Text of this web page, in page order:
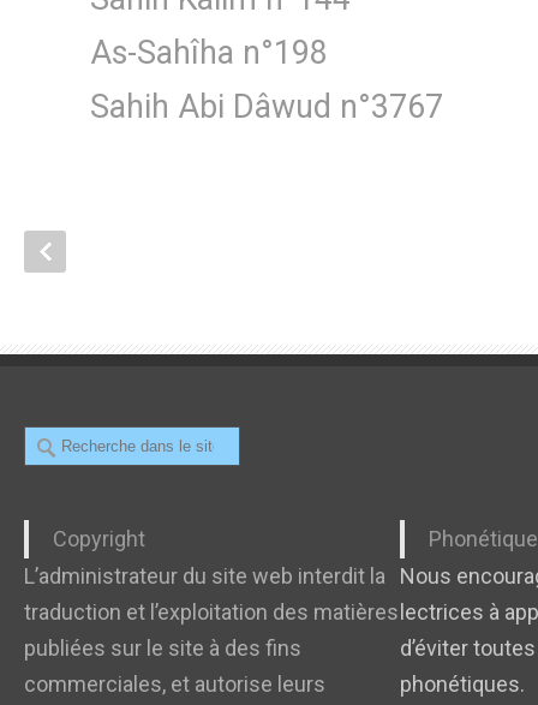
As-Sahîha n°198
Sahih Abi Dâwud n°3767
Recherche
Copyright
L’administrateur du site web interdit la
traduction et l’exploitation des matières
publiées sur le site à des fins
commerciales, et autorise leurs
Phonétique
Nous
lectrices à
d’éviter
phonétiques.